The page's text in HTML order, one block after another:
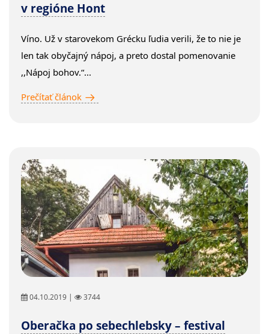
v regióne Hont
Víno. Už v starovekom Grécku ľudia verili, že to nie je
len tak obyčajný nápoj, a preto dostal pomenovanie
,,Nápoj bohov.“...
Prečítať článok
04.10.2019 | 3744
Oberačka po sebechlebsky – festival